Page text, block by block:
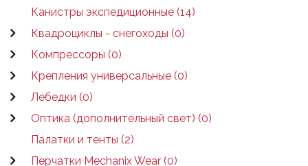
Канистры экспедиционные (14)
Квадроциклы - снегоходы (0)
Компрессоры (0)
Крепления универсальные (0)
Лебедки (0)
Оптика (дополнительный свет) (0)
Палатки и тенты (2)
Перчатки Mechanix Wear (0)